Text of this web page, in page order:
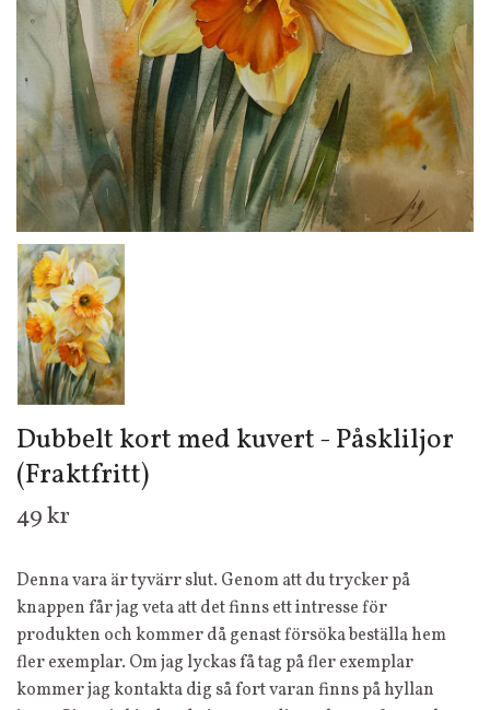
Dubbelt kort med kuvert - Påskliljor
(Fraktfritt)
49 kr
Denna vara är tyvärr slut. Genom att du trycker på
knappen får jag veta att det finns ett intresse för
produkten och kommer då genast försöka beställa hem
fler exemplar. Om jag lyckas få tag på fler exemplar
kommer jag kontakta dig så fort varan finns på hyllan